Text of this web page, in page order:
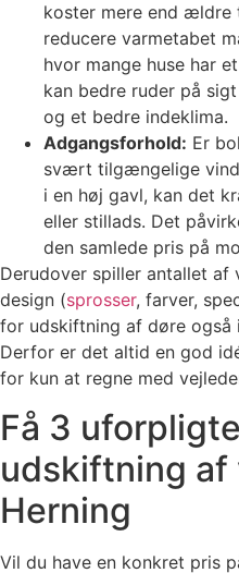
koster mere end
reducere varmetabet
hvor mange huse har
kan bedre ruder på
og et bedre indeklima.
Adgangsforhold: Er
svært tilgængelige
i en høj gavl, kan det
eller stillads. Det
den samlede pris på
Derudover spiller antallet
design (sprosser, farver,
for udskiftning af døre også
Derfor er det altid en god
for kun at regne med
Få 3
udskiftning af
Herning
Vil du have en konkret pris